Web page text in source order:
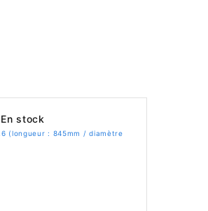
En stock
(longueur : 845mm / diamètre